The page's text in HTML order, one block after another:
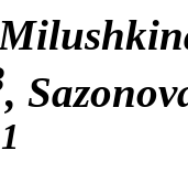
,
1